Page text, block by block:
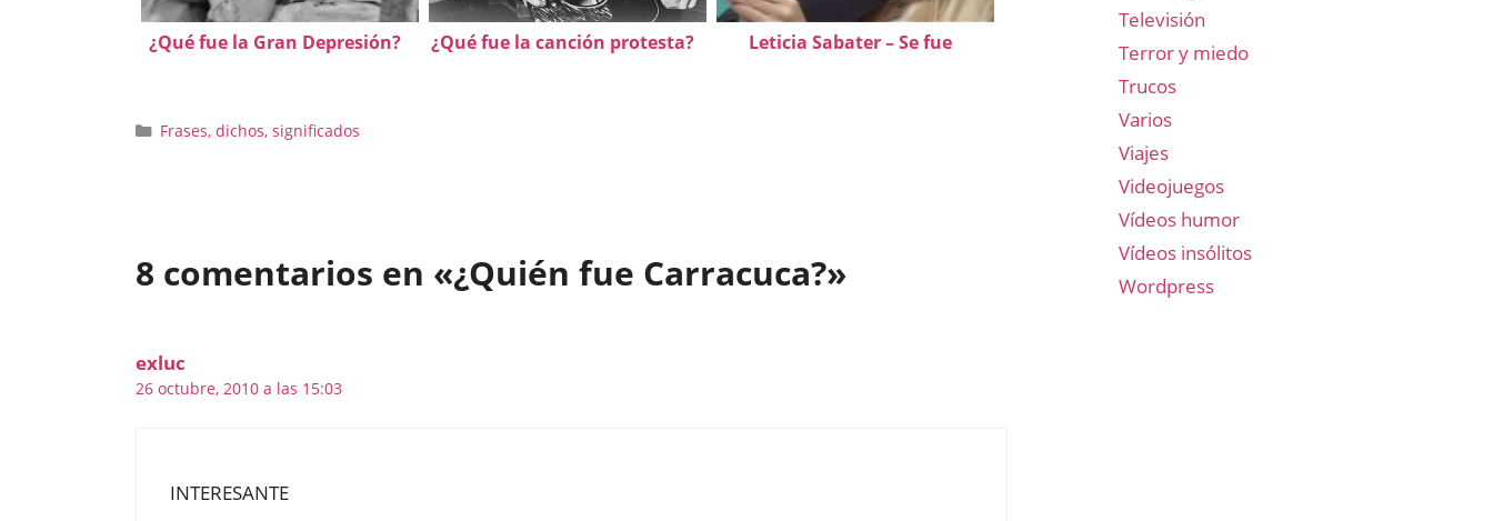
¿Qué fue la Gran Depresión? ¿Qué fue la canción protesta? Leticia Sabater – Se fue
Categorías
Frases, dichos, significados
8 comentarios en «¿Quién fue Carracuca?»
exluc
26 octubre, 2010 a las 15:03
INTERESANTE
Televisión
Terror y miedo
Trucos
Varios
Viajes
Videojuegos
Vídeos humor
Vídeos insólitos
Wordpress